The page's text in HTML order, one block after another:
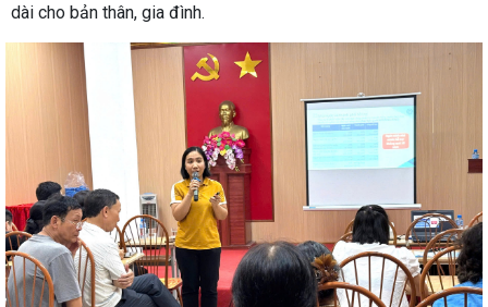
dài cho bản thân, gia đình.